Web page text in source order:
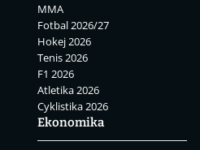
MMA
Fotbal 2026/27
Hokej 2026
Tenis 2026
F1 2026
Atletika 2026
Cyklistika 2026
Ekonomika